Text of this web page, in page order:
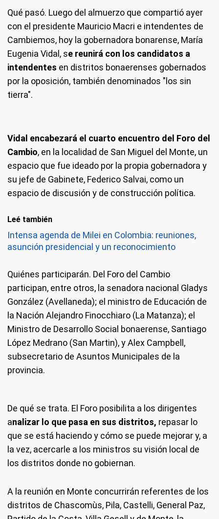
Qué pasó. Luego del almuerzo que compartió ayer
con el presidente Mauricio Macri e intendentes de
Cambiemos, hoy la gobernadora bonarense, María
Eugenia Vidal, se reunirá con los candidatos a
intendentes en distritos bonaerenses gobernados
por la oposición, también denominados "los sin
tierra".
Vidal encabezará el cuarto encuentro del Foro del
Cambio, en la localidad de San Miguel del Monte, un
espacio que fue ideado por la propia gobernadora y
su jefe de Gabinete, Federico Salvai, como un
espacio de discusión y de construcción política.
Leé también
Intensa agenda de Milei en Colombia: reuniones,
asunción presidencial y un reconocimiento
Quiénes participarán. Del Foro del Cambio
participan, entre otros, la senadora nacional Gladys
González (Avellaneda); el ministro de Educación de
la Nación Alejandro Finocchiaro (La Matanza); el
Ministro de Desarrollo Social bonaerense, Santiago
López Medrano (San Martin), y Alex Campbell,
subsecretario de Asuntos Municipales de la
provincia.
De qué se trata. El Foro posibilita a los dirigentes
analizar lo que pasa en sus distritos, repasar lo
que se está haciendo y cómo se puede mejorar y, a
la vez, acercarle a los ministros su visión local de
los distritos donde no gobiernan.
A la reunión en Monte concurrirán referentes de los
distritos de Chascomùs, Pila, Castelli, General Paz,